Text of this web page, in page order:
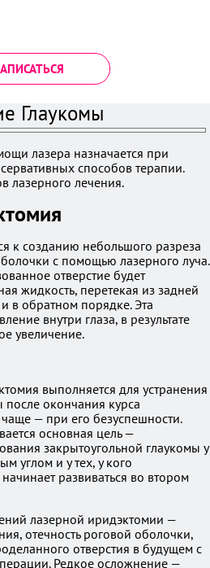
Глаукомы
лазера назначается при
способов терапии.
лазерного лечения.
к созданию небольшого разреза
с помощью лазерного луча.
отверстие будет
жидкость, перетекая из задней
в обратном порядке. Эта
внутри глаза, в результате
увеличение.
выполняется для устранения
после окончания курса
— при его безуспешности.
основная цель —
закрытоугольной глаукомы у
углом и у тех, у кого
развиваться во втором
лазерной иридэктомии —
отечность роговой оболочки,
отверстия в будущем с
Редкое осложнение —